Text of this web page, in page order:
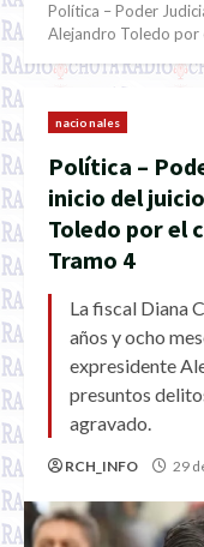
Política – Poder
Alejandro Toledo por
nacionales
Política –
inicio del
Toledo por el
Tramo 4
La fiscal Diana
años y ocho
expresidente
presuntos
agravado.
RCH_INFO 29